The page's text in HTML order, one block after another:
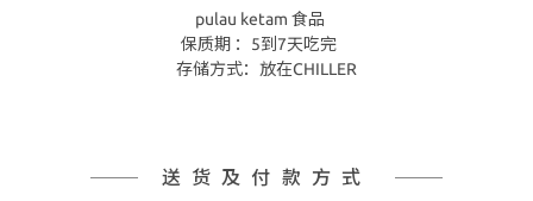
pulau ketam 食品
保质期 ：5到7天吃完
存储方式：放在CHILLER
送货及付款方式